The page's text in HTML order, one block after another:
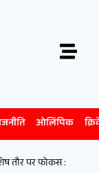
ओलिंपिक
तौर पर फोकस :